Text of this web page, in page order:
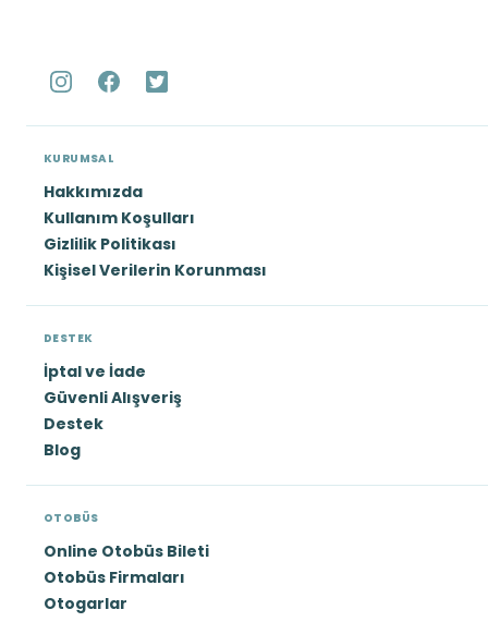
KURUMSAL
Hakkımızda
Kullanım Koşulları
Gizlilik Politikası
Kişisel Verilerin Korunması
DESTEK
İptal ve İade
Güvenli Alışveriş
Destek
Blog
OTOBÜS
Online Otobüs Bileti
Otobüs Firmaları
Otogarlar